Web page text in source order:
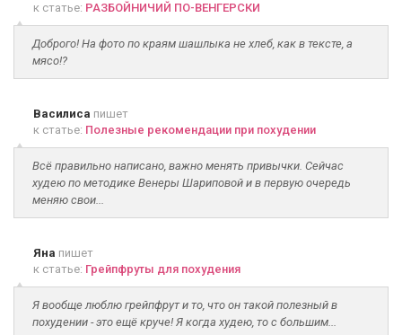
к статье: РАЗБОЙНИЧИЙ ПО-ВЕНГЕРСКИ
Доброго! На фото по краям шашлыка не хлеб, как в тексте, а
мясо!?
Василиса пишет
к статье: Полезные рекомендации при похудении
Всё правильно написано, важно менять привычки. Сейчас
худею по методике Венеры Шариповой и в первую очередь
меняю свои...
Яна пишет
к статье: Грейпфруты для похудения
Я вообще люблю грейпфрут и то, что он такой полезный в
похудении - это ещё круче! Я когда худею, то с большим...